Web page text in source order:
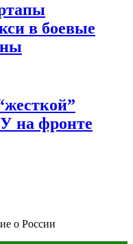
в боевые
на фронте
о России